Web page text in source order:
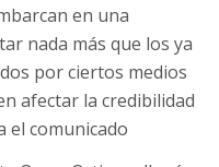
en una
nada más que los ya
por ciertos medios
afectar la credibilidad
el comunicado